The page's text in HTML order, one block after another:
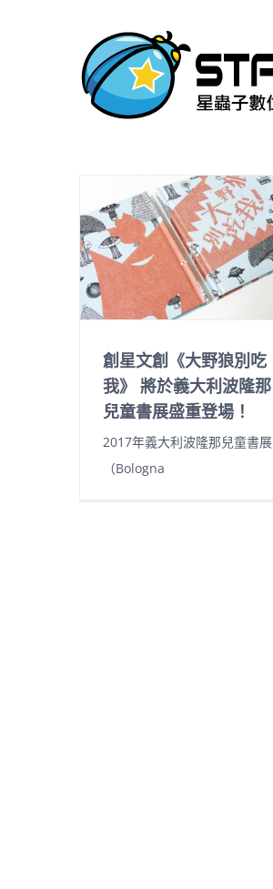
創星文創《大野狼別吃
我》 將於義大利波隆那
兒童書展盛重登場！
2017年義大利波隆那兒童書展
（Bologna